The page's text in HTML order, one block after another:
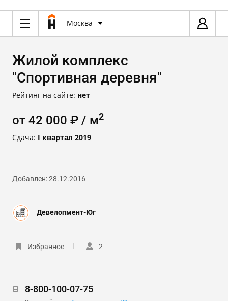
Москва
Жилой комплекс
"Спортивная деревня"
Рейтинг на сайте: нет
от 42 000 ₽ / м2
Сдача: I квартал 2019
Добавлен: 28.12.2016
Девелопмент-Юг
Избранное 2
8-800-100-07-75